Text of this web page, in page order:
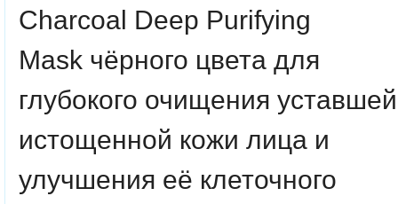
Charcoal Deep Purifying
Mask чёрного цвета для
глубокого очищения уставшей
истощенной кожи лица и
улучшения её клеточного